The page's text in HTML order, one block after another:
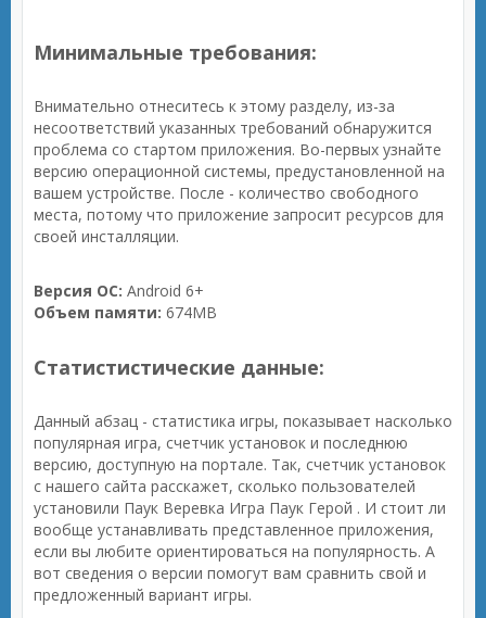
Минимальные требования:
Внимательно отнеситесь к этому разделу, из-за
несоответствий указанных требований обнаружится
проблема со стартом приложения. Во-первых узнайте
версию операционной системы, предустановленной на
вашем устройстве. После - количество свободного
места, потому что приложение запросит ресурсов для
своей инсталляции.
Версия ОС: Android 6+
Объем памяти: 674MB
Статистистические данные:
Данный абзац - статистика игры, показывает насколько
популярная игра, счетчик установок и последнюю
версию, доступную на портале. Так, счетчик установок
с нашего сайта расскажет, сколько пользователей
установили Паук Веревка Игра Паук Герой . И стоит ли
вообще устанавливать представленное приложения,
если вы любите ориентироваться на популярность. А
вот сведения о версии помогут вам сравнить свой и
предложенный вариант игры.